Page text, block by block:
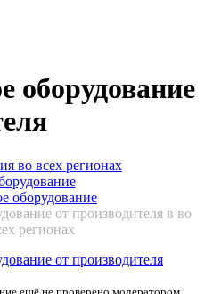
оборудование
во всех регионах
оборудование
от производителя в во
регионах